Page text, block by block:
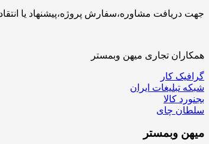
جهت دریافت مشاوره،سفارش پروژه،پیشنهاد یا انتقاد از تیم میهن وبمستر با
همکاران تجاری میهن وبمستر
گرافیک کار
شبکه تبلیغات ایران
بجنورد کالا
سلطان چای
میهن وبمستر